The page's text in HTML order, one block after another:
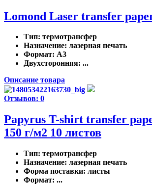
Lomond Laser transfer
Тип: термотрансфер
Назначение: лазерная печать
Формат: A3
Двухсторонняя: ...
Описание товара
Отзывов: 0
Papyrus T-shirt transfer
150 г/м2 10 листов
Тип: термотрансфер
Назначение: лазерная печать
Форма поставки: листы
Формат: ...